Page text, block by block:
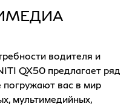
водителя и
QX50 предлагает ряд
погружают вас в мир
мультимедийных,